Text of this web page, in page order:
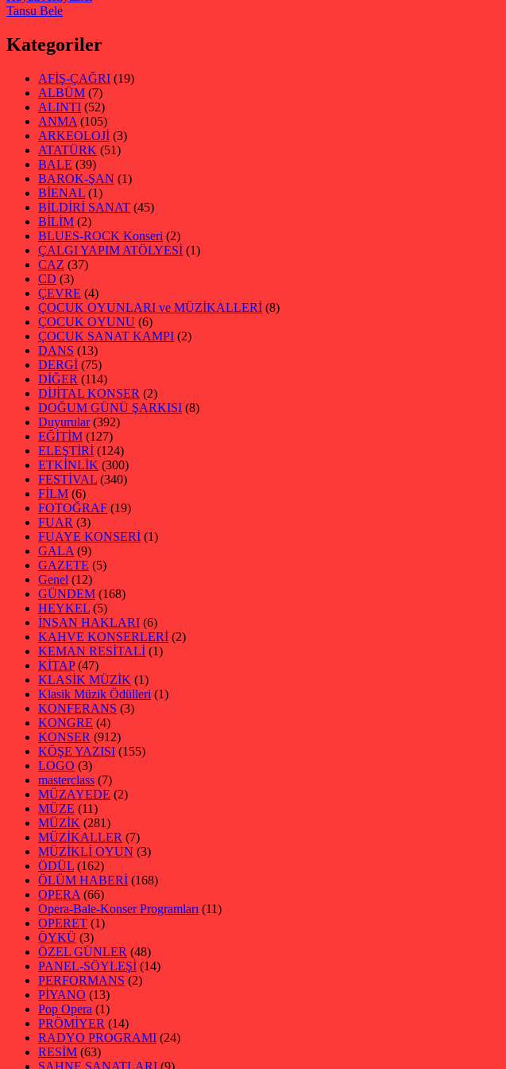
Tansu Bele
Kategoriler
AFİŞ-ÇAĞRI (19)
ALBÜM (7)
ALINTI (52)
ANMA (105)
ARKEOLOJİ (3)
ATATÜRK (51)
BALE (39)
BAROK-ŞAN (1)
BİENAL (1)
BİLDİRİ SANAT (45)
BİLİM (2)
BLUES-ROCK Konseri (2)
ÇALGI YAPIM ATÖLYESİ (1)
CAZ (37)
CD (3)
ÇEVRE (4)
ÇOCUK OYUNLARI ve MÜZİKALLERİ (8)
ÇOCUK OYUNU (6)
ÇOCUK SANAT KAMPI (2)
DANS (13)
DERGİ (75)
DİĞER (114)
DİJİTAL KONSER (2)
DOĞUM GÜNÜ ŞARKISI (8)
Duyurular(392)
EĞİTİM (127)
ELEŞTİRİ (124)
ETKİNLİK (300)
FESTİVAL (340)
FİLM (6)
FOTOĞRAF (19)
FUAR (3)
FUAYE KONSERİ (1)
GALA (9)
GAZETE (5)
Genel (12)
GÜNDEM (168)
HEYKEL (5)
İNSAN HAKLARI (6)
KAHVE KONSERLERİ (2)
KEMAN RESİTALİ (1)
KİTAP(47)
KLASİK MÜZİK (1)
Klasik Müzik Ödülleri (1)
KONFERANS (3)
KONGRE (4)
KONSER (912)
KÖŞE YAZISI (155)
LOGO (3)
masterclass (7)
MÜZAYEDE (2)
MÜZE (11)
MÜZİK (281)
MÜZİKALLER (7)
MÜZİKLİ OYUN (3)
ÖDÜL (162)
ÖLÜM HABERİ (168)
OPERA (66)
Opera-Bale-Konser Programları (11)
OPERET (1)
ÖYKÜ (3)
ÖZEL GÜNLER (48)
PANEL-SÖYLEŞİ (14)
PERFORMANS (2)
PİYANO (13)
Pop Opera (1)
PRÖMİYER (14)
RADYO PROGRAMI (24)
RESİM (63)